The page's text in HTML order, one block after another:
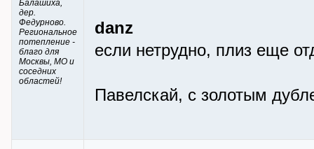
Балашиха,
дер.
Федурново.
Региональное
потепление -
благо для
Москвы, МО и
соседних
областей!
danz
если нетрудно, плиз еще
Павелскай, с золотым